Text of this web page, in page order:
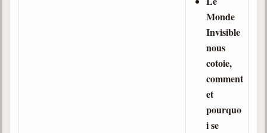
Monde
Invisible
nous
cotoie,
comment
et
pourquo
i se